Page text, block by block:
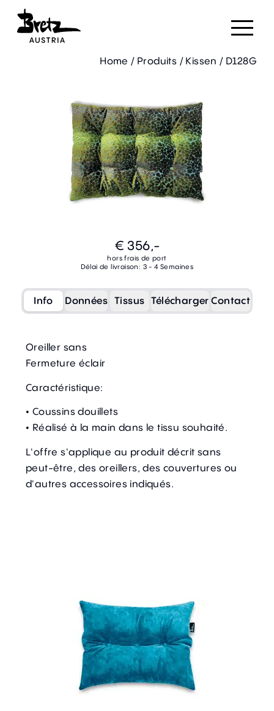
Home / Produits / Kissen / D128G
€ 356,-
hors frais de port
Délai de livraison: 3 - 4 Semaines
Info Données Tissus Télécharger Contact
Oreiller sans
Fermeture éclair
Caractéristique:
• Coussins douillets
• Réalisé à la main dans le tissu souhaité.
L'offre s'applique au produit décrit sans
peut-être, des oreillers, des couvertures ou
d'autres accessoires indiqués.